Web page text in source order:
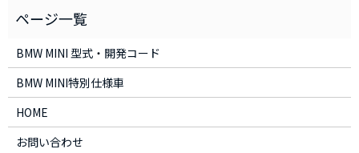
BMW MINI 型式・開発コード
BMW MINI特別仕様車
HOME
お問い合わせ